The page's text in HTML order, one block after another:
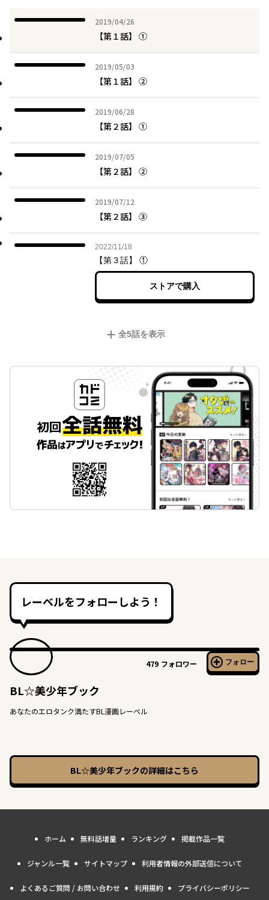
2019/04/26
2019年04月26日
【第１話】 ①
2019/05/03
2019年05月03日
【第１話】 ②
2019/06/28
2019年06月28日
【第２話】 ①
2019/07/05
2019年07月05日
【第２話】 ②
2019/07/12
2019年07月12日
【第２話】 ③
2022/11/18
2022年11月18日
【第３話】 ①
ストアで購入
全5話を表示
レーベルをフォローしよう！
479 フォロワー フォロー
BL☆美少年ブック
あなたのエロタンク満たすBL漫画レーベル
BL☆美少年ブックの詳細はこちら
ホーム 無料話増量 ランキング 掲載作品一覧
ジャンル一覧 サイトマップ 利用者情報の外部送信について
よくあるご質問 / お問い合わせ 利用規約 プライバシーポリシー